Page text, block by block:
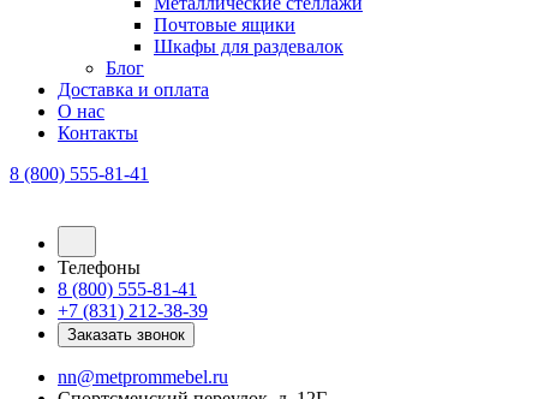
Почтовые ящики
Шкафы для раздевалок
Блог
Доставка и оплата
О нас
Контакты
8 (800) 555-81-41
Телефоны
8 (800) 555-81-41
+7 (831) 212-38-39
Заказать звонок
nn@metprommebel.ru